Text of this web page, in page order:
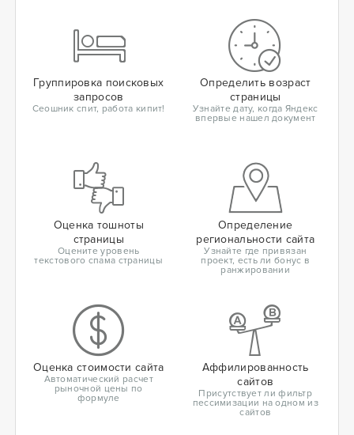
Группировка поисковых
запросов
Сеошник спит, работа кипит!
Определить возраст
страницы
Узнайте дату, когда Яндекс
впервые нашел документ
Оценка тошноты
страницы
Оцените уровень
текстового спама страницы
Определение
региональности сайта
Узнайте где привязан
проект, есть ли бонус в
ранжировании
Оценка стоимости сайта
Автоматический расчет
рыночной цены по
формуле
Аффилированность
сайтов
Присутствует ли фильтр
пессимизации на одном из
сайтов